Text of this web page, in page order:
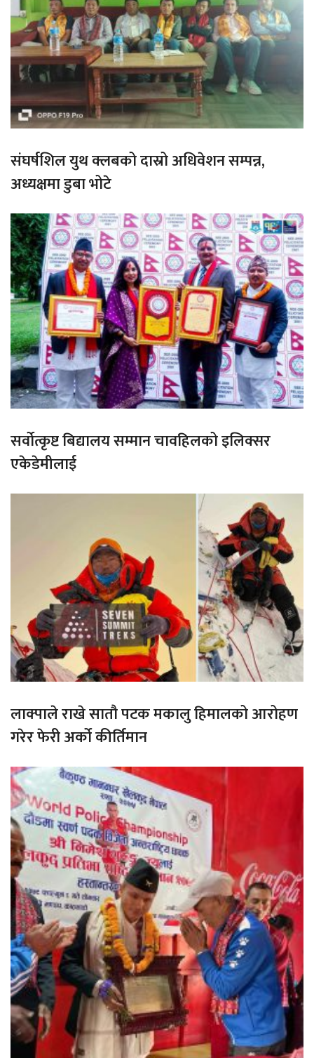
संघर्षशिल युथ क्लबको दास्रो अधिवेशन सम्पन्न,
अध्यक्षमा डुबा भोटे
सर्वोत्कृष्ट बिद्यालय सम्मान चावहिलको इलिक्सर
एकेडेमीलाई
लाक्पाले राखे सातौ पटक मकालु हिमालको आरोहण
गरेर फेरी अर्को कीर्तिमान